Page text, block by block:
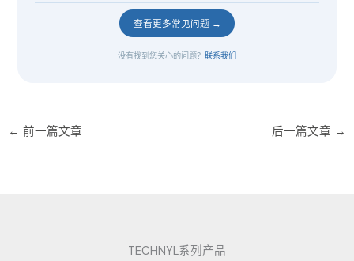
查看更多常见问题 →
没有找到您关心的问题？ 联系我们
← 前一篇文章 后一篇文章 →
TECHNYL系列产品